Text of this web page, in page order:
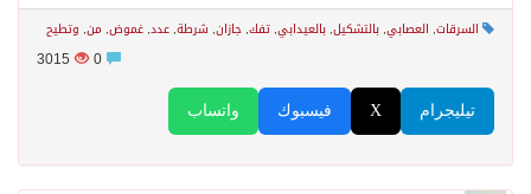
السرقات, العصابي, بالتشكيل, بالعيدابي, تفك, جازان, شرطة, عدد, غموض, من, وتطيح
3015
واتساب فيسبوك X تيليجرام